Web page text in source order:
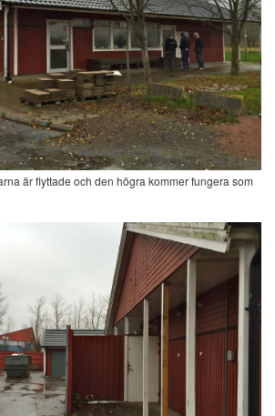
är flyttade och den högra kommer fungera som